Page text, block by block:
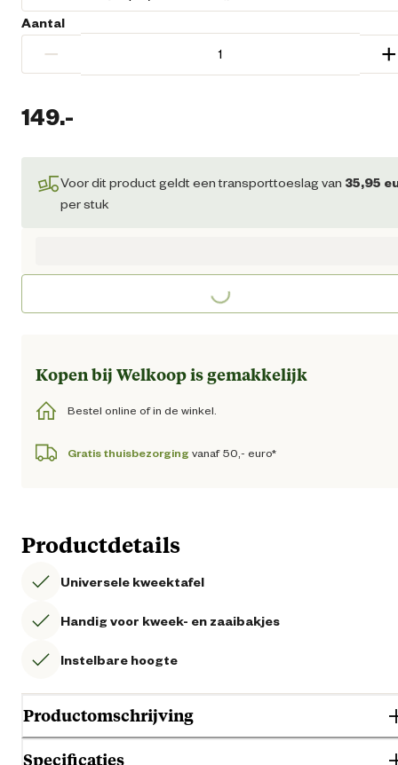
Aantal
− +
149.-
Huidige prijs € 149,00
Voor dit product geldt een transporttoeslag van 35,95
per stuk
Loading...
Kopen bij Welkoop is gemakkelijk
Bestel online of in de winkel.
Gratis thuisbezorging vanaf 50,- euro*
Productdetails
Universele kweektafel
Handig voor kweek- en zaaibakjes
Instelbare hoogte
Productomschrijving
De blanke aluminium Alu Grower 150 vormt een universele kweektafel.
Specificaties